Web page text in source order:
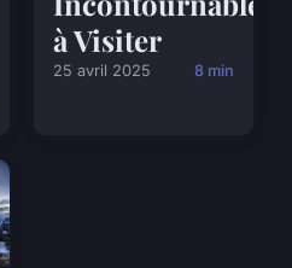
à Visiter
25 avril 2025 8 min